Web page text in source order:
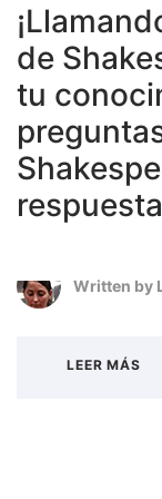
de
tu
Written by
LEER MÁS